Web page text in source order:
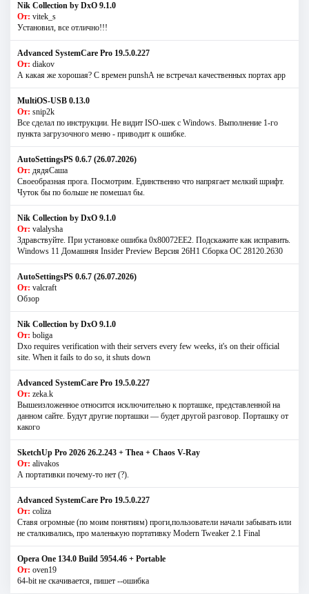
Nik Collection by DxO 9.1.0
От: vitek_s
Установил, все отлично!!!
Advanced SystemCare Pro 19.5.0.227
От: diakov
А какая же хорошая? С времен punshА не встречал качественных портах app
MultiOS-USB 0.13.0
От: snip2k
Все сделал по инструкции. Не видит ISO-шек с Windows. Выполнение 1-го
пункта загрузочного меню - приводит к ошибке.
AutoSettingsPS 0.6.7 (26.07.2026)
От: дядяСаша
Своеобразная прога. Посмотрим. Единственно что напрягает мелкий шрифт.
Чуток бы по больше не помешал бы.
Nik Collection by DxO 9.1.0
От: valalysha
Здравствуйте. При установке ошибка 0х80072EE2. Подскажите как исправить.
Windows 11 Домашняя Insider Preview Версия 26H1 Сборка ОС 28120.2630
AutoSettingsPS 0.6.7 (26.07.2026)
От: valcraft
Обзор
Nik Collection by DxO 9.1.0
От: boliga
Dxo requires verification with their servers every few weeks, it's on their official
site. When it fails to do so, it shuts down
Advanced SystemCare Pro 19.5.0.227
От: zeka.k
Вышеизложенное относится исключительно к порташке, представленной на
данном сайте. Будут другие порташки — будет другой разговор. Порташку от
какого
SketchUp Pro 2026 26.2.243 + Thea + Chaos V-Ray
От: alivakos
А портативки почему-то нет (?).
Advanced SystemCare Pro 19.5.0.227
От: coliza
Ставя огромные (по моим понятиям) проги,пользователи начали забывать или
не сталкивались, про маленькую портативку Modern Tweaker 2.1 Final
Opera One 134.0 Build 5954.46 + Portable
От: oven19
64-bit не скачивается, пишет --ошибка